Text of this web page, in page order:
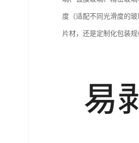
度（适配不同光滑度的
片材，还是定制化包装